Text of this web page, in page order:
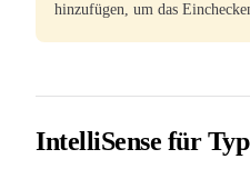
hinzufügen, um das
IntelliSense für